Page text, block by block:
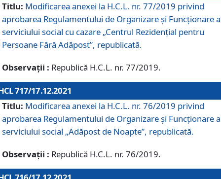
Titlu: Modificarea anexei la H.C.L. nr. 77/2019 privind
aprobarea Regulamentului de Organizare și Funcționare
serviciului social cu cazare „Centrul Rezidențial pentru
Persoane Fără Adăpost”, republicată.
Observații : Republică H.C.L. nr. 77/2019.
717/17.12.2021
Titlu: Modificarea anexei la H.C.L. nr. 76/2019 privind
aprobarea Regulamentului de Organizare şi Funcționare
serviciului social „Adăpost de Noapte”, republicată.
Observații : Republică H.C.L. nr. 76/2019.